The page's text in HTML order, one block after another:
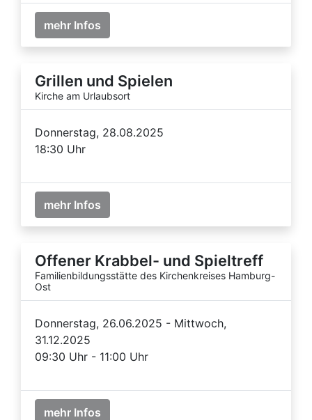
mehr Infos
Grillen und Spielen
Kirche am Urlaubsort
Donnerstag, 28.08.2025
18:30 Uhr
mehr Infos
Offener Krabbel- und Spieltreff
Familienbildungsstätte des Kirchenkreises Hamburg-
Ost
Donnerstag, 26.06.2025 - Mittwoch,
31.12.2025
09:30 Uhr - 11:00 Uhr
mehr Infos